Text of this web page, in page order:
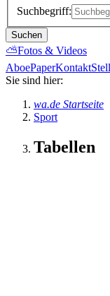
Suchbegriff:
Suchen
⛅Fotos & Videos
AboePaperKontakt
Sie sind hier:
wa.de Startseite
Sport
Tabellen